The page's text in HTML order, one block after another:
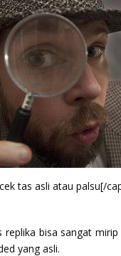
tas asli atau palsu[/
replika bisa sangat mirip
yang asli.